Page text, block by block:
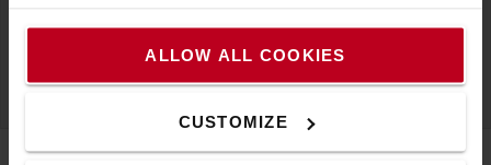
ALLOW ALL COOKIES
CUSTOMIZE